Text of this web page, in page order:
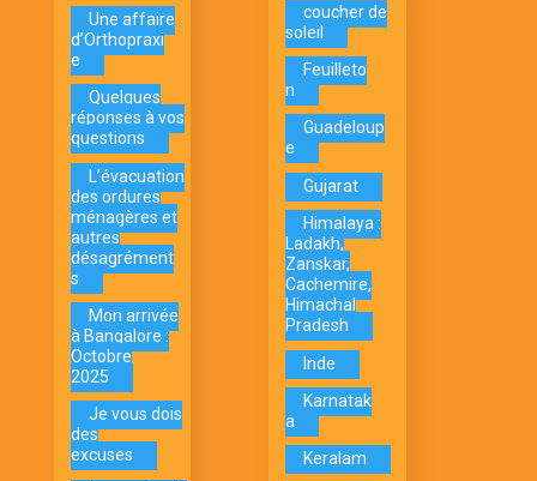
Une affaire
d’Orthopraxi
e
Quelques
réponses à vos
questions
L’évacuation
des ordures
ménagères et
autres
désagrément
s
Mon arrivée
à Bangalore :
Octobre
2025
Je vous dois
des
excuses
coucher de
soleil
Feuilleto
n
Guadeloup
e
Gujarat
Himalaya :
Ladakh,
Zanskar,
Cachemire,
Himachal
Pradesh
Inde
Karnatak
a
Keralam